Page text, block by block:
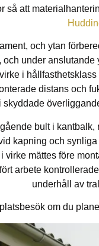
att
och ytan
under
i
distans och
skyddade
bult i
kapning och
mättes före
arbete
underhåll av
om du